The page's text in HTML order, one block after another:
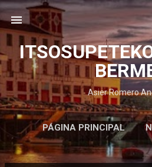
Saltatu eta joan
Asier Romero
PÁGINA PRINCIPAL